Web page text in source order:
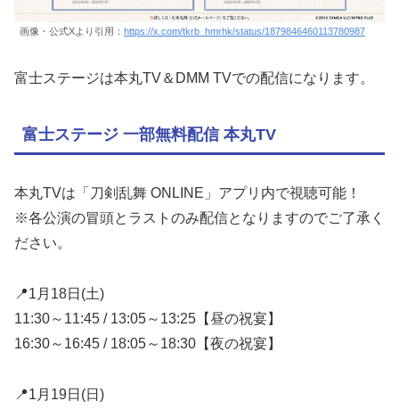
画像・公式Xより引用： https://x.com/tkrb_hmrhk/status/1879846460113780987
富士ステージは本丸TV＆DMM TVでの配信になります。
富士ステージ 一部無料配信 本丸TV
本丸TVは「刀剣乱舞 ONLINE」アプリ内で視聴可能！
※各公演の冒頭とラストのみ配信となりますのでご了承く
ださい。
📍1月18日(土)
11:30～11:45 / 13:05～13:25【昼の祝宴】
16:30～16:45 / 18:05～18:30【夜の祝宴】
📍1月19日(日)